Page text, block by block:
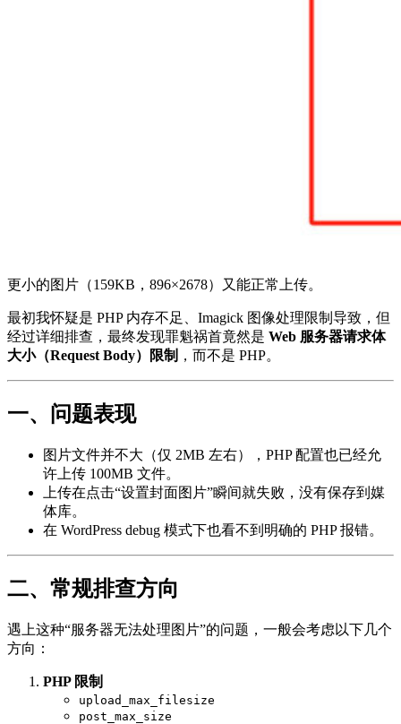
更小的图片（159KB，896×2678）又能正常上传。
最初我怀疑是 PHP 内存不足、Imagick 图像处理限制导致，但
经过详细排查，最终发现罪魁祸首竟然是 Web 服务器请求体
大小（Request Body）限制 ，而不是 PHP。
一、问题表现
图片文件并不大（仅 2MB 左右），PHP 配置也已经允
许上传 100MB 文件。
上传在点击“设置封面图片”瞬间就失败，没有保存到媒
体库。
在 WordPress debug 模式下也看不到明确的 PHP 报错。
二、常规排查方向
遇上这种“服务器无法处理图片”的问题，一般会考虑以下几个
方向：
PHP 限制
upload_max_filesize
post_max_size